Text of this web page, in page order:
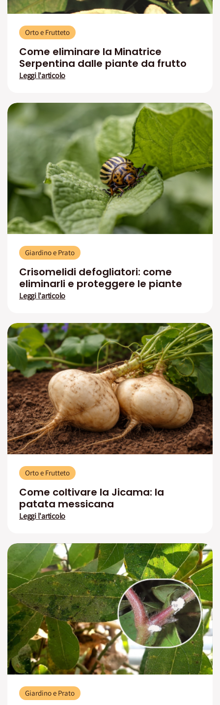
Orto e Frutteto
Come eliminare la Minatrice
Serpentina dalle piante da frutto
Leggi l'articolo
Giardino e Prato
Crisomelidi defogliatori: come
eliminarli e proteggere le piante
Leggi l'articolo
Orto e Frutteto
Come coltivare la Jicama: la
patata messicana
Leggi l'articolo
Giardino e Prato